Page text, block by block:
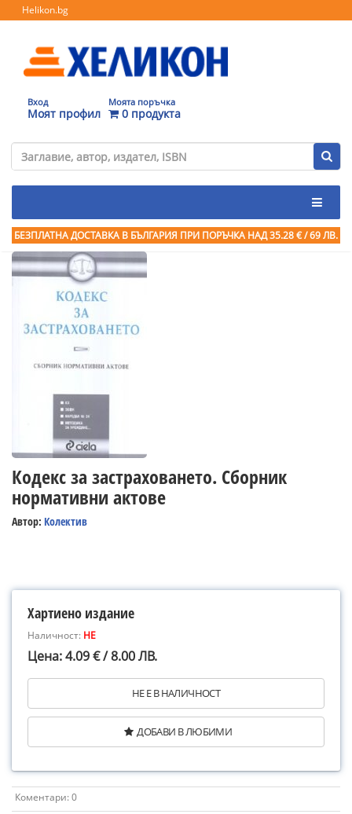
Helikon.bg
Вход
Моят профил
Моята поръчка
0 продукта
БЕЗПЛАТНА ДОСТАВКА В БЪЛГАРИЯ ПРИ ПОРЪЧКА НАД 35.28 € / 69 ЛВ.
Кодекс за застраховането. Сборник
нормативни актове
Автор: Колектив
Хартиено издание
Наличност: НЕ
Цена: 4.09 € / 8.00 ЛВ.
НЕ Е В НАЛИЧНОСТ
ДОБАВИ В ЛЮБИМИ
Коментари: 0